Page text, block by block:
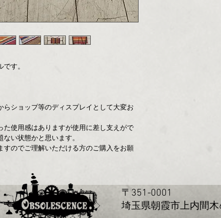
す。
ショップ等のディスプレイとして大変お
使用感はありますが使用に差し支えがで
い状態かと思います。
すのでご理解いただける方のご購入をお願
351-0001
玉県朝霞市上内間木